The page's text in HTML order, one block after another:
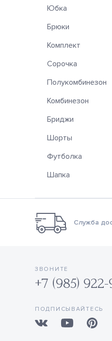
Юбка
Брюки
Комплект
Сорочка
Полукомбинезон
Комбинезон
Бриджи
Шорты
Футболка
Шапка
Служба
ЗВОНИТЕ
+7 (985) 922-
ПОДПИСЫВАЙТЕСЬ